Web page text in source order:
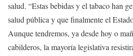
salud. “Estas bebidas y el tabaco han
salud pública y que finalmente el
Aunque tendremos, ya desde hoy o
cabilderos, la mayoría legislativa